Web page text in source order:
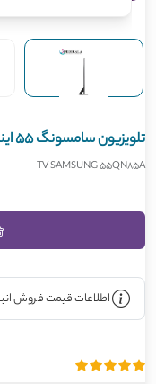
تلویزیون سامسونگ 55 اینچ 4K مدل 55QN85A
TV SAMSUNG 55QN85A
اطلاعات قیمت فروش